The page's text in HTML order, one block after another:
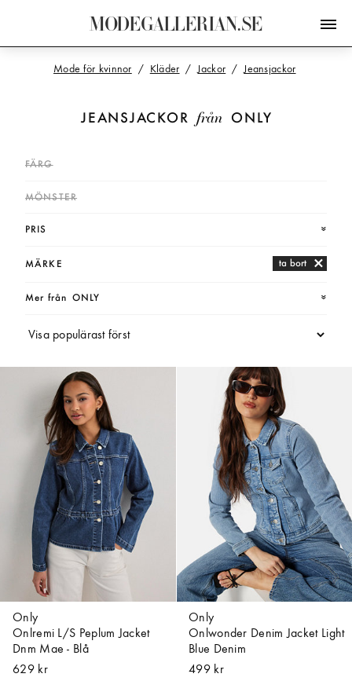
MODEGALLERIAN.SE
JEANSJACKOR från ONLY
Mode för kvinnor Kläder Jackor Jeansjackor
FÄRG
MÖNSTER
PRIS
MÄRKE ta bort
Mer från ONLY
Only
Onlremi L/S Peplum Jacket
Dnm Mae - Blå
629 kr
Only
Onlwonder Denim Jacket Light
Blue Denim
499 kr